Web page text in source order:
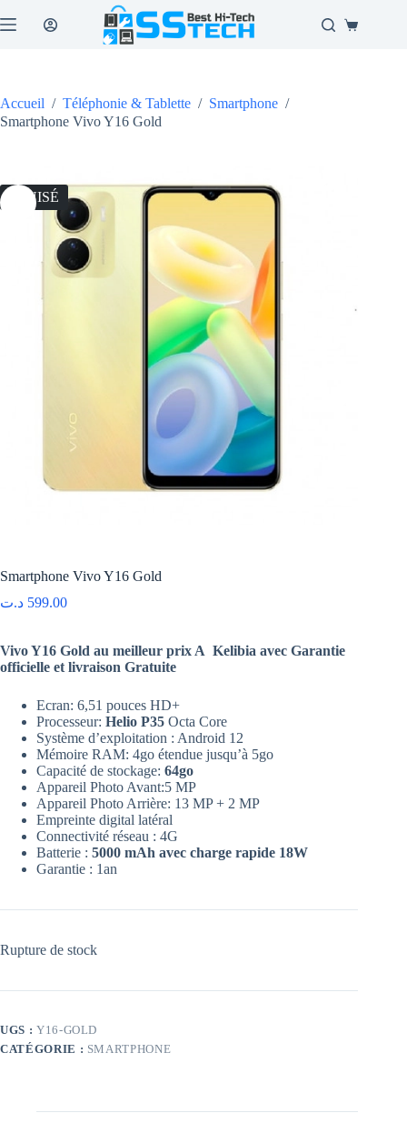
au
Panier
Accueil / Téléphonie & Tablette / Smartphone /
Smartphone Vivo Y16 Gold
ÉPUISÉ
Smartphone Vivo Y16 Gold
599.00 د.ت
Vivo Y16 Gold au meilleur prix A Kelibia avec Garantie
officielle et livraison Gratuite
Ecran: 6,51 pouces HD+
Processeur: Helio P35 Octa Core
Système d’exploitation : Android 12
Mémoire RAM: 4go étendue jusqu’à 5go
Capacité de stockage: 64go
Appareil Photo Avant:5 MP
Appareil Photo Arrière: 13 MP + 2 MP
Empreinte digital latéral
Connectivité réseau : 4G
Batterie : 5000 mAh avec charge rapide 18W
Garantie : 1an
Rupture de stock
UGS : Y16-GOLD
CATÉGORIE : SMARTPHONE